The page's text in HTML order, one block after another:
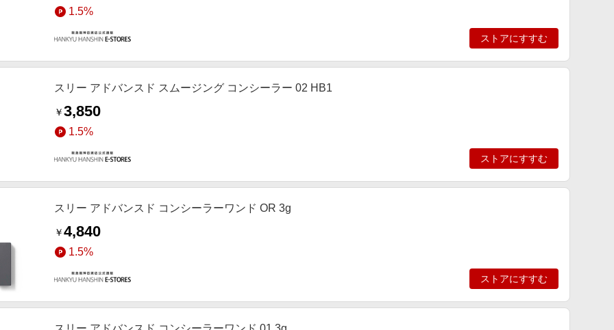
1.5%
ストアにすすむ
スリー アドバンスド スムージング コンシーラー 02 HB1
￥3,850
1.5%
ストアにすすむ
スリー アドバンスド コンシーラーワンド OR 3g
￥4,840
1.5%
ストアにすすむ